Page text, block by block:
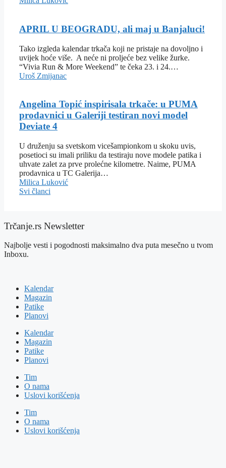
APRIL U BEOGRADU, ali maj u Banjaluci!
Tako izgleda kalendar trkača koji ne pristaje na dovoljno i
uvijek hoće više. A neće ni proljeće bez velike žurke.
“Vivia Run & More Weekend” te čeka 23. i 24.…
Uroš Zmijanac
Angelina Topić inspirisala trkače: u PUMA
prodavnici u Galeriji testiran novi model
Deviate 4
U druženju sa svetskom vicešampionkom u skoku uvis,
posetioci su imali priliku da testiraju nove modele patika i
uhvate zalet za prve prolećne kilometre. Naime, PUMA
prodavnica u TC Galerija…
Milica Luković
Svi članci
Trčanje.rs Newsletter
Najbolje vesti i pogodnosti maksimalno dva puta mesečno u tvom
Inboxu.
Kalendar
Magazin
Patike
Planovi
Kalendar
Magazin
Patike
Planovi
Tim
O nama
Uslovi korišćenja
Tim
O nama
Uslovi korišćenja